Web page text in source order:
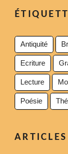
Antiquité
Ecriture
Lecture
Poésie